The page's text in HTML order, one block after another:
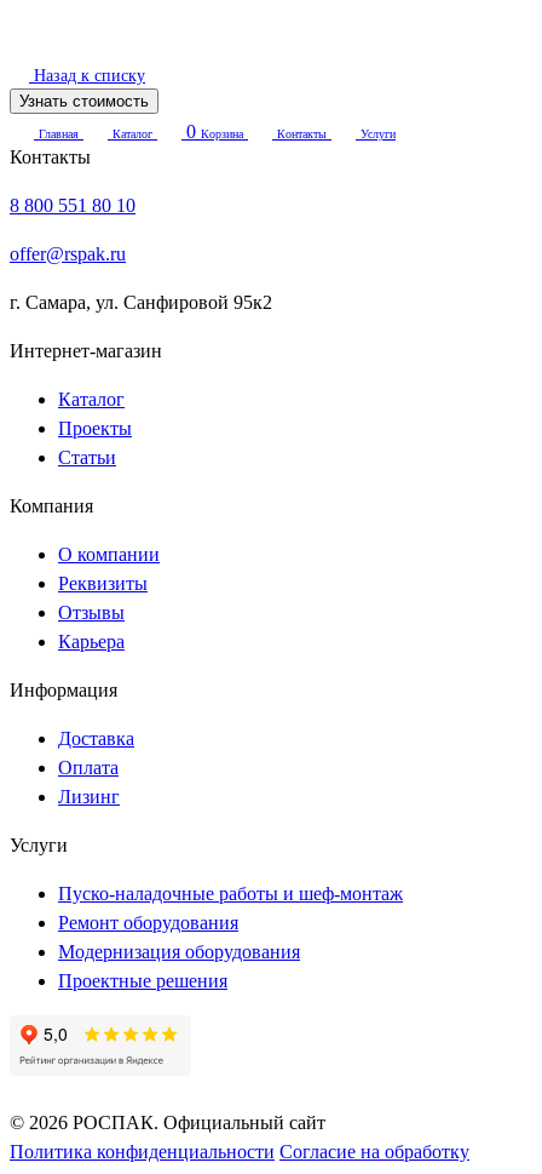
Назад к списку
Узнать стоимость
Главная Каталог 0 Корзина Контакты Услуги
Контакты
8 800 551 80 10
offer@rspak.ru
г. Самара, ул. Санфировой 95к2
Интернет-магазин
Каталог
Проекты
Статьи
Компания
О компании
Реквизиты
Отзывы
Карьера
Информация
Доставка
Оплата
Лизинг
Услуги
Пуско-наладочные работы и шеф-монтаж
Ремонт оборудования
Модернизация оборудования
Проектные решения
© 2026 РОСПАК. Официальный сайт
Политика конфиденциальности Согласие на обработку